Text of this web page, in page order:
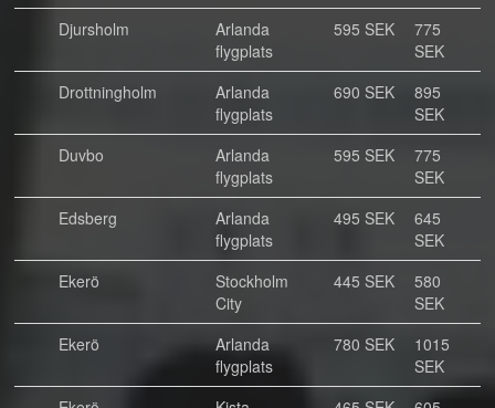
Djursholm
Arlanda
flygplats
595 SEK
775
SEK
Drottningholm
Arlanda
flygplats
690 SEK
895
SEK
Duvbo
Arlanda
flygplats
595 SEK
775
SEK
Edsberg
Arlanda
flygplats
495 SEK
645
SEK
Ekerö
Stockholm
City
445 SEK
580
SEK
Ekerö
Arlanda
flygplats
780 SEK
1015
SEK